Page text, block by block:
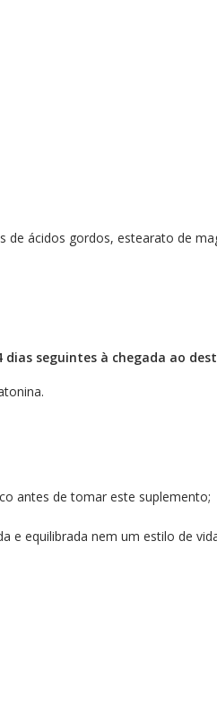
de ácidos gordos, estearato de
dias seguintes à chegada ao
antes de tomar este suplemento;
e equilibrada nem um estilo de